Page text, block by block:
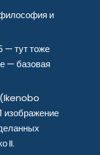
и
— тут тоже
— базовая
изображение
II.